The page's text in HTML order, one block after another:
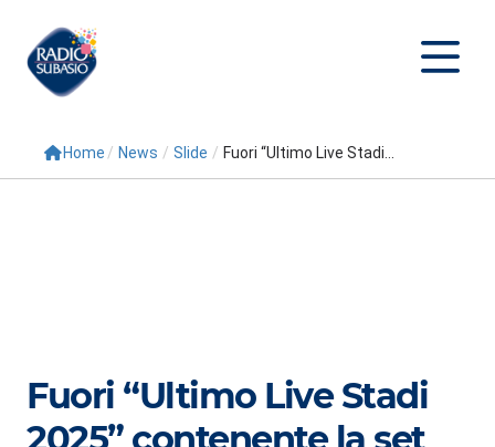
Cerca
Conduttori
Home / News / Slide / Fuori “Ultimo Live Stadi...
Fuori “Ultimo Live Stadi